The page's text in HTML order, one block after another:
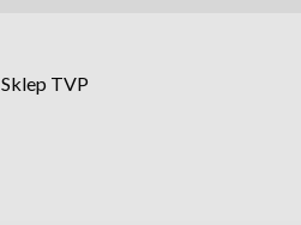
Sklep TVP